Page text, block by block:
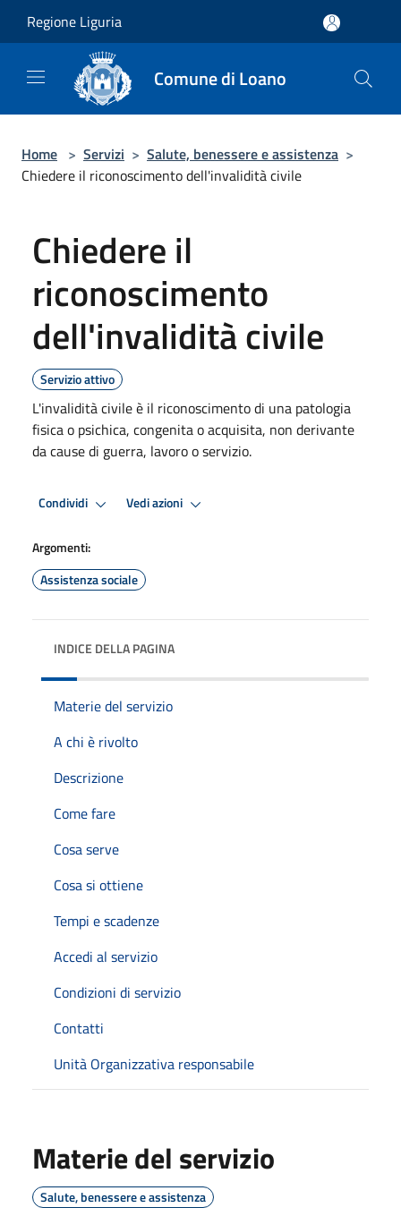
Regione Liguria
Comune di Loano
Home > Servizi > Salute, benessere e assistenza >
Chiedere il riconoscimento dell'invalidità civile
Chiedere il
riconoscimento
dell'invalidità civile
Servizio attivo
L'invalidità civile è il riconoscimento di una patologia
fisica o psichica, congenita o acquisita, non derivante
da cause di guerra, lavoro o servizio.
Condividi Vedi azioni
Argomenti:
Assistenza sociale
INDICE DELLA PAGINA
Materie del servizio
A chi è rivolto
Descrizione
Come fare
Cosa serve
Cosa si ottiene
Tempi e scadenze
Accedi al servizio
Condizioni di servizio
Contatti
Unità Organizzativa responsabile
Materie del servizio
Salute, benessere e assistenza